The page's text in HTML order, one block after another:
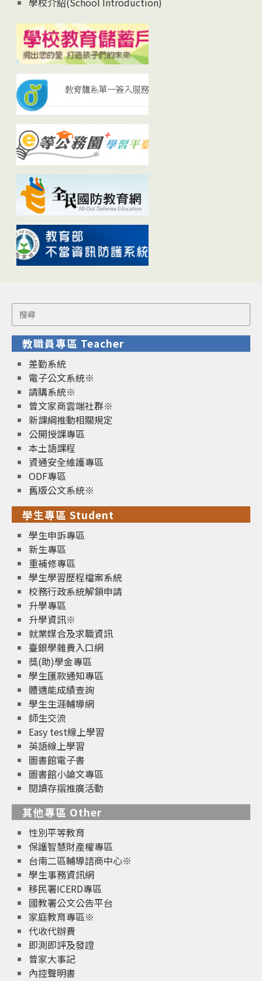
Search
for:
教職員專區 Teacher
差勤系統
電子公文系統※
請購系統※
曾文家商雲端社群※
新課綱推動相關規定
公開授課專區
本土語課程
資通安全維護專區
ODF專區
舊版公文系統※
學生專區 Student
學生申訴專區
新生專區
重補修專區
學生學習歷程檔案系統
校務行政系統解鎖申請
升學專區
升學資訊※
就業媒合及求職資訊
臺銀學雜費入口網
獎(助)學金專區
學生匯款通知專區
體適能成績查詢
學生生涯輔導網
師生交流
Easy test線上學習
英語線上學習
圖書館電子書
圖書館小論文專區
閱讀存摺推廣活動
其他專區 Other
性別平等教育
保護智慧財產權專區
台南二區輔導諮商中心※
學生事務資訊網
移民署ICERD專區
國教署公文公告平台
家庭教育專區※
代收代辦費
即測即評及發證
曾家大事記
內控聲明書